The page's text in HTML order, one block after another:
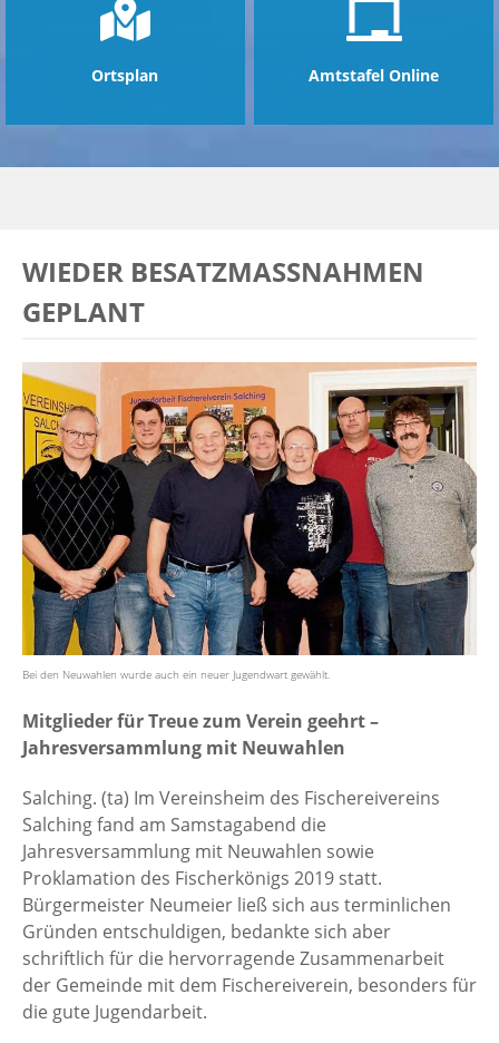
Ortsplan Amtstafel Online
WIEDER BESATZMASSNAHMEN G
EPLANT
Bei den Neuwahlen wurde auch ein neuer Jugendwart gewählt.
Mitglieder für Treue zum Verein geehrt –
Jahresversammlung mit Neuwahlen
Salching. (ta) Im Vereinsheim des Fischereivereins
Salching fand am Samstagabend die
Jahresversammlung mit Neuwahlen sowie
Proklamation des Fischerkönigs 2019 statt.
Bürgermeister Neumeier ließ sich aus terminlichen
Gründen entschuldigen, bedankte sich aber
schriftlich für die hervorragende Zusammenarbeit
der Gemeinde mit dem Fischereiverein, besonders für
die gute Jugendarbeit.